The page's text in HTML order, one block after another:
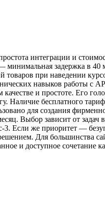
интеграции и
минимальная задержка в 40
товаров при наведении
навыков работы с
и простоте. Его
Наличие бесплатного
для создания
Выбор зависит от задач
3. Если же приоритет —
Для большинства
и доступное сочетание